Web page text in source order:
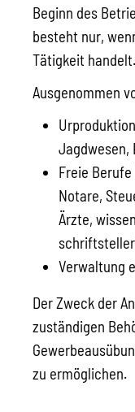
Beginn des
besteht nur,
Tätigkeit handelt.
Ausgenommen
Jagdwesen,
Freie
Notare,
Ärzte,
Verwaltung
Der Zweck der
zuständigen
zu ermöglichen.